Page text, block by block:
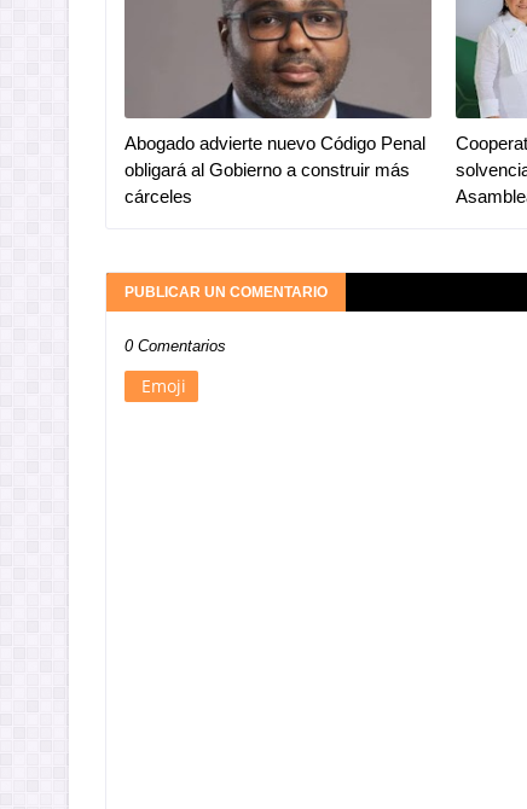
Abogado advierte nuevo Código Penal
obligará al Gobierno a construir más
cárceles
PUBLICAR UN COMENTARIO
0 Comentarios
Emoji